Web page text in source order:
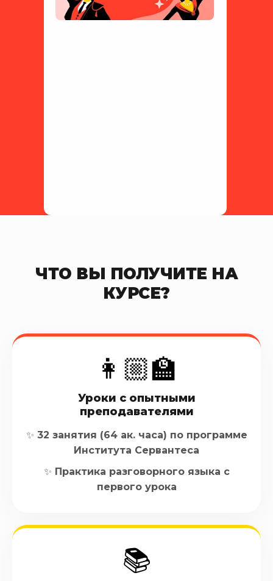
ЧТО ВЫ ПОЛУЧИТЕ НА
КУРСЕ?
👩🏼‍🏫
Уроки с опытными
преподавателями
✨ 32 занятия (64 ак. часа) по программе
Института Сервантеса
✨ Практика разговорного языка с
первого урока
📚